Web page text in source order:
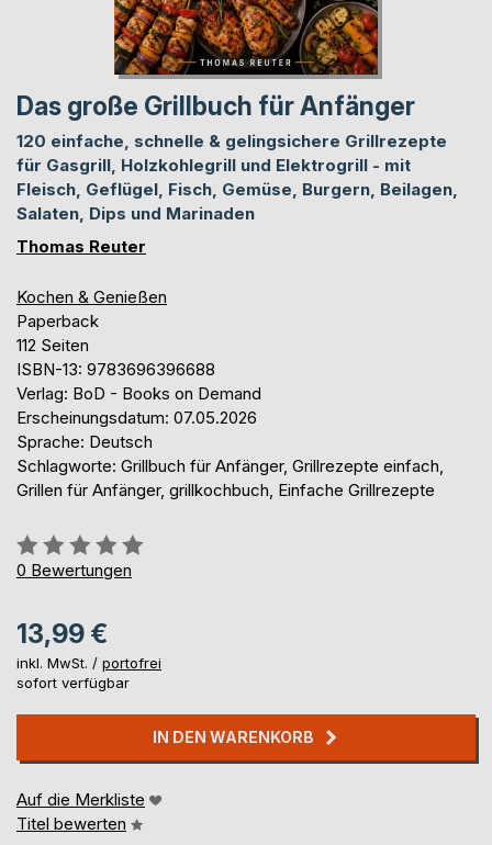
Das große Grillbuch für Anfänger
120 einfache, schnelle & gelingsichere Grillrezepte
für Gasgrill, Holzkohlegrill und Elektrogrill - mit
Fleisch, Geflügel, Fisch, Gemüse, Burgern, Beilagen,
Salaten, Dips und Marinaden
Thomas Reuter
Kochen & Genießen
Paperback
112 Seiten
ISBN-13: 9783696396688
Verlag: BoD - Books on Demand
Erscheinungsdatum: 07.05.2026
Sprache: Deutsch
Schlagworte: Grillbuch für Anfänger, Grillrezepte einfach,
Grillen für Anfänger, grillkochbuch, Einfache Grillrezepte
Bewertung::
0%
0 Bewertungen
13,99 €
inkl. MwSt. / portofrei
sofort verfügbar
IN DEN WARENKORB
Auf die Merkliste
Titel bewerten